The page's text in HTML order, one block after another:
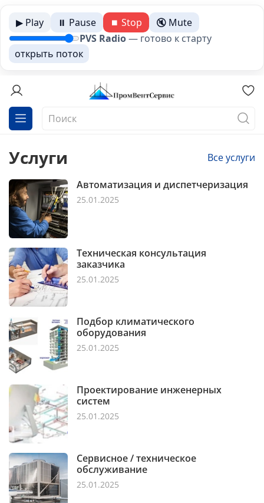
▶ Play ⏸ Pause ⏹ Stop
🔇 Mute
PVS Radio— готово к старту
открыть поток
Услуги Все услуги
Автоматизация и диспетчеризация
25.01.2025
Техническая консультация
заказчика
25.01.2025
Подбор климатического
оборудования
25.01.2025
Проектирование инженерных
систем
25.01.2025
Сервисное / техническое
обслуживание
25.01.2025